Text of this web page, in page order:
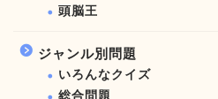
頭脳王
ジャンル別問題
いろんなクイズ
総合問題